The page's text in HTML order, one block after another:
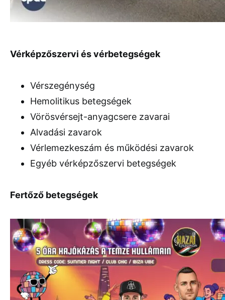
Vérképzőszervi és vérbetegségek
Vérszegénység
Hemolitikus betegségek
Vörösvérsejt-anyagcsere zavarai
Alvadási zavarok
Vérlemezkeszám és működési zavarok
Egyéb vérképzőszervi betegségek
Fertőző betegségek